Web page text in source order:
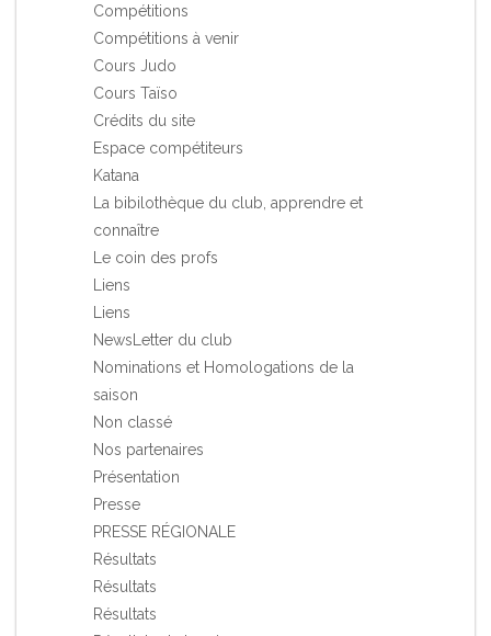
Compétitions
Compétitions à venir
Cours Judo
Cours Taïso
Crédits du site
Espace compétiteurs
Katana
La bibilothèque du club, apprendre et
connaître
Le coin des profs
Liens
Liens
NewsLetter du club
Nominations et Homologations de la
saison
Non classé
Nos partenaires
Présentation
Presse
PRESSE RÉGIONALE
Résultats
Résultats
Résultats